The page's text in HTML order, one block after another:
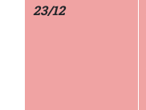
23/12